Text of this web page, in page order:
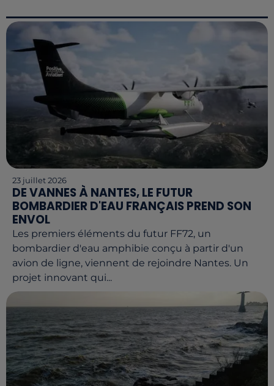
23 juillet 2026
DE VANNES À NANTES, LE FUTUR
BOMBARDIER D'EAU FRANÇAIS PREND SON
ENVOL
Les premiers éléments du futur FF72, un
bombardier d'eau amphibie conçu à partir d'un
avion de ligne, viennent de rejoindre Nantes. Un
projet innovant qui...